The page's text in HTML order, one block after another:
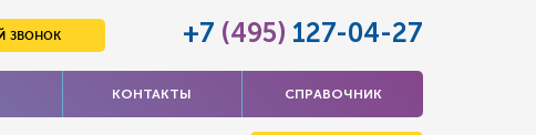
звонок +7 (495) 127-04-27
КОНТАКТЫ СПРАВОЧНИК